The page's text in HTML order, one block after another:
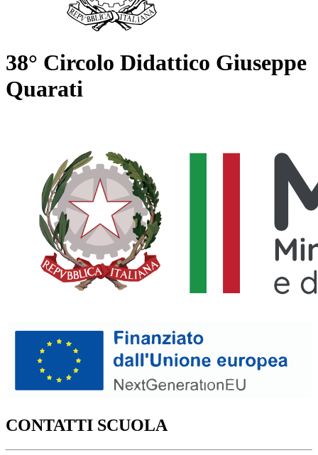
38° Circolo Didattico Giuseppe
Quarati
CONTATTI SCUOLA